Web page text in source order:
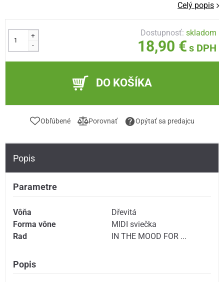
Celý popis
+
-
Dostupnosť:skladom
18,90 € s DPH
DO KOŠÍKA
Obľúbené Porovnať Opýtať sa predajcu
Popis
Parametre
Vôňa
Dřevitá
Forma vône
MIDI sviečka
Rad
IN THE MOOD FOR ...
Popis